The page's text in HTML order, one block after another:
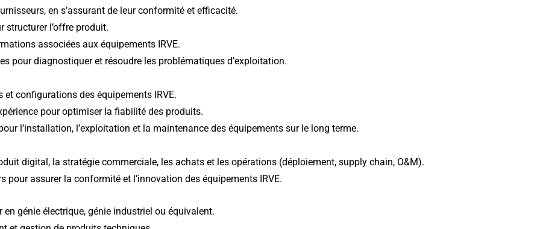
en s’assurant de leur conformité et efficacité.
structurer l’offre produit.
associées aux équipements IRVE.
pour diagnostiquer et résoudre les problématiques d’exploitation.
configurations des équipements IRVE.
pour optimiser la fiabilité des produits.
l’installation, l’exploitation et la maintenance des équipements sur le long terme.
digital, la stratégie commerciale, les achats et les opérations (déploiement, supply chain, O&M).
pour assurer la conformité et l’innovation des équipements IRVE.
génie électrique, génie industriel ou équivalent.